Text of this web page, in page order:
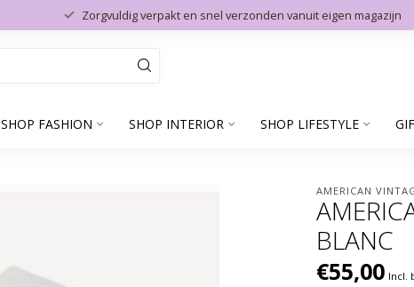
Zorgvuldig verpakt en snel verzonden vanuit eigen magazijn
SHOP FASHION SHOP INTERIOR SHOP LIFESTYLE
AMERICAN
BLANC
€55,00 Incl.